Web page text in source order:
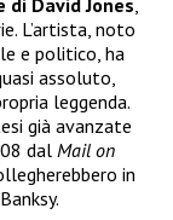
David Jones,
L’artista, noto
e politico, ha
assoluto,
leggenda.
già avanzate
dal Mail on
in